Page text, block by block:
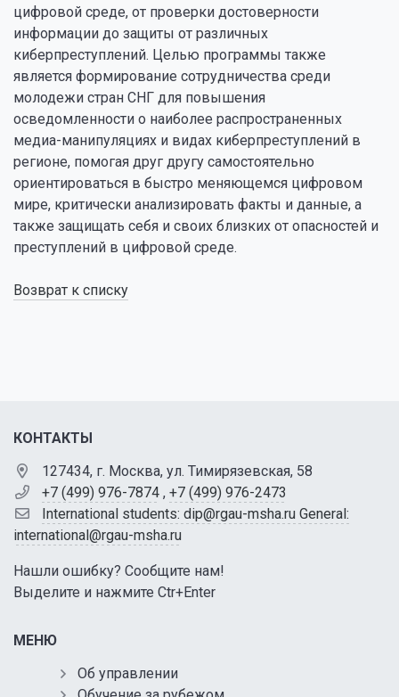
цифровой среде, от проверки достоверности
информации до защиты от различных
киберпреступлений. Целью программы также
является формирование сотрудничества среди
молодежи стран СНГ для повышения
осведомленности о наиболее распространенных
медиа-манипуляциях и видах киберпреступлений в
регионе, помогая друг другу самостоятельно
ориентироваться в быстро меняющемся цифровом
мире, критически анализировать факты и данные, а
также защищать себя и своих близких от опасностей и
преступлений в цифровой среде.
Возврат к списку
КОНТАКТЫ
127434, г. Москва, ул. Тимирязевская, 58
+7 (499) 976-7874 , +7 (499) 976-2473
International students: dip@rgau-msha.ru General:
international@rgau-msha.ru
Нашли ошибку? Сообщите нам!
Выделите и нажмите Ctr+Enter
МЕНЮ
Об управлении